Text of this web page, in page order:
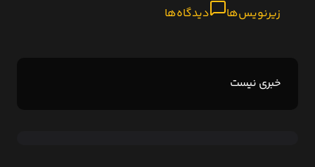
زیرنویس‌ها
دیدگاه‌ها
خبری نیست